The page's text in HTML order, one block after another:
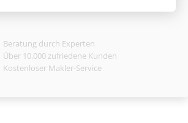
Beratung durch Experten
Über 10.000 zufriedene Kunden
Kostenloser Makler-Service